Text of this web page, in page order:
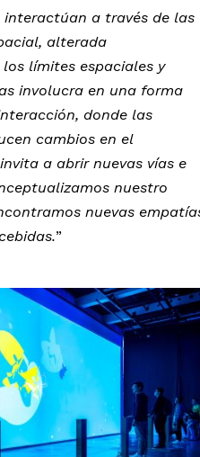
interactúan a través de las
alterada
límites espaciales y
involucra en una forma
donde las
cambios en el
a abrir nuevas vías e
nuestro
nuevas
”